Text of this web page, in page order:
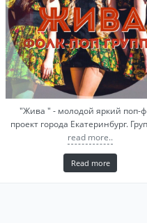
"Жива " - молодой яркий поп-
проект города Екатеринбург.
read more..
Read more